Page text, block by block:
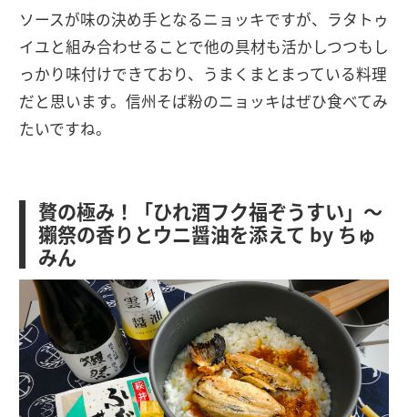
ソースが味の決め手となるニョッキですが、ラタトゥ
イユと組み合わせることで他の具材も活かしつつもし
っかり味付けできており、うまくまとまっている料理
だと思います。信州そば粉のニョッキはぜひ食べてみ
たいですね。
贅の極み！「ひれ酒フク福ぞうすい」〜
獺祭の香りとウニ醤油を添えて by ちゅ
みん